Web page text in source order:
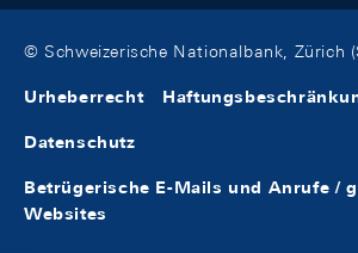
© Schweizerische Nationalbank, Zürich
Urheberrecht
Datenschutz
Betrügerische E-Mails und Anrufe /
Websites